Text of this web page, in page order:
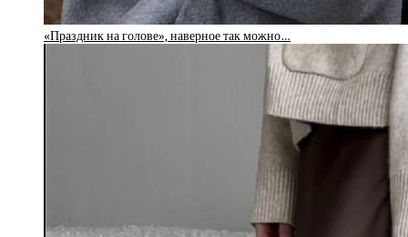
«Праздник на голове», наверное так можно…